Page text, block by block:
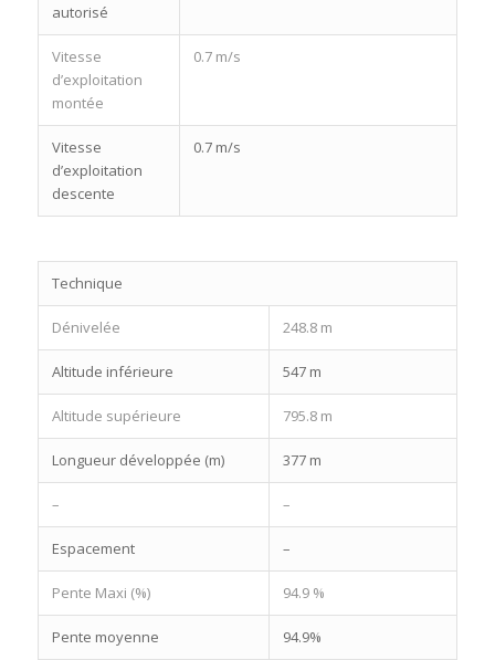
autorisé
Vitesse
d’exploitation
montée
0.7 m/s
Vitesse
d’exploitation
descente
0.7 m/s
Technique
Dénivelée 248.8 m
Altitude inférieure 547 m
Altitude supérieure 795.8 m
Longueur développée (m) 377 m
– –
Espacement –
Pente Maxi (%) 94.9 %
Pente moyenne 94.9%